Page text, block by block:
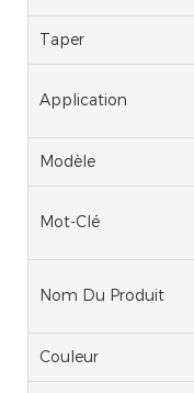
Taper
Application
Modèle
Mot-Clé
Nom Du Produit
Couleur